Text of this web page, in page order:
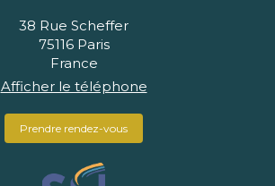
38 Rue Scheffer
75116 Paris
France
Afficher le téléphone
Prendre rendez-vous